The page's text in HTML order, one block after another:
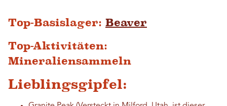
Top-Basislager: Beaver
Top-Aktivitäten:
Mineraliensammeln
Lieblingsgipfel: